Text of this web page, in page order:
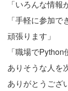
「いろんな情報
「手軽に参加
頑張ります」
「職場で
ありそうな人を
ありがとうござ